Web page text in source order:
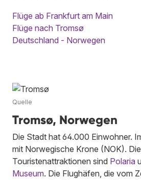
Flüge ab Frankfurt am Main
Flüge nach Tromsø
Deutschland - Norwegen
Quelle
Tromsø, Norwegen
Die Stadt hat 64.000 Einwohner.
mit Norwegische Krone (NOK).
Touristenattraktionen sind Polaria
Museum. Die Flughäfen, die vom